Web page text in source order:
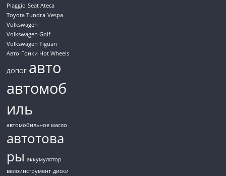
Piaggio Seat Ateca
Toyota Tundra Vespa
Volkswagen
Volkswagen Golf
Volkswagen Tiguan
Авто Гонки Hot Wheels
ДОПОГ авто
автомоб
иль
автомобильное масло
автотова
ры аккумулятор
велоинструмент диски